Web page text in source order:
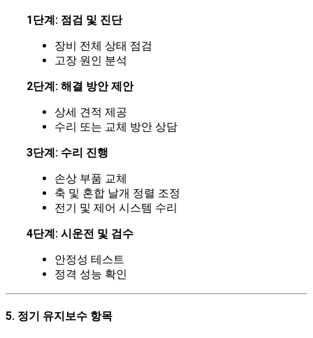
1단계: 점검 및 진단
장비 전체 상태 점검
고장 원인 분석
2단계: 해결 방안 제안
상세 견적 제공
수리 또는 교체 방안 상담
3단계: 수리 진행
손상 부품 교체
축 및 혼합 날개 정렬 조정
전기 및 제어 시스템 수리
4단계: 시운전 및 검수
안정성 테스트
정격 성능 확인
5. 정기 유지보수 항목